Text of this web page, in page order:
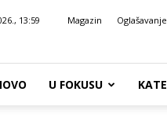
13:59 Magazin Oglašavanje
U FOKUSU